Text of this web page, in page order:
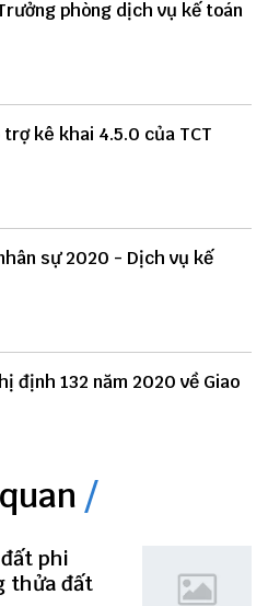
phòng dịch vụ kế toán
kê khai 4.5.0 của TCT
sự 2020 - Dịch vụ kế
định 132 năm 2020 về Giao
phi
thửa đất